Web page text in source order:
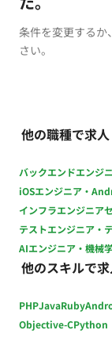
条件を変更するか
さい。
他の職種で求
バックエンドエンジ
iOSエンジニア・
インフラエンジニア
テストエンジニア・
AIエンジニア・機械
他のスキルで
PHPJavaRuby
Objective-CPython